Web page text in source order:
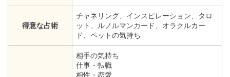
得意な占術
チャネリング、インスピレーション、タロ
ット、ルノルマンカード、オラクルカー
ド、ペットの気持ち
相手の気持ち
仕事・転職
相性・恋愛